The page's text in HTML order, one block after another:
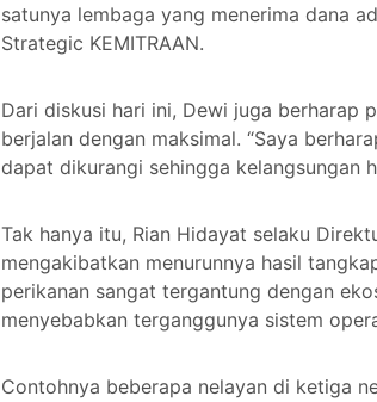
satunya lembaga yang menerima dana
Strategic KEMITRAAN.
Dari diskusi hari ini, Dewi juga berharap
berjalan dengan maksimal. “Saya
dapat dikurangi sehingga kelangsungan
Tak hanya itu, Rian Hidayat selaku
mengakibatkan menurunnya hasil
perikanan sangat tergantung dengan
menyebabkan terganggunya sistem
Contohnya beberapa nelayan di ketiga